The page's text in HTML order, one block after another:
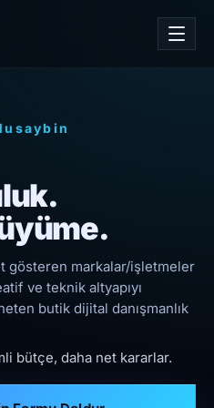
gösteren markalar/işletmeler
ve teknik altyapıyı
butik dijital danışmanlık
bütçe, daha net kararlar.